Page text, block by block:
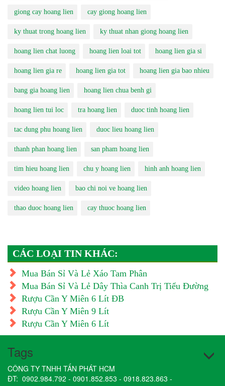
giong cay hoang lien cay giong hoang lien
ky thuat trong hoang lien ky thuat nhan giong hoang lien
hoang lien chat luong hoang lien loai tot hoang lien gia si
hoang lien gia re hoang lien gia tot hoang lien gia bao nhieu
bang gia hoang lien hoang lien chua benh gi
hoang lien tui loc tra hoang lien duoc tinh hoang lien
tac dung phu hoang lien duoc lieu hoang lien
thanh phan hoang lien san pham hoang lien
tim hieu hoang lien chu y hoang lien hinh anh hoang lien
video hoang lien bao chi noi ve hoang lien
thao duoc hoang lien cay thuoc hoang lien
CÁC LOẠI TIN KHÁC:
Mua Bán Sỉ Và Lẻ Xáo Tam Phân
Mua Bán Sỉ Và Lẻ Dây Thìa Canh Trị Tiểu Đường
Rượu Cần Y Miên 6 Lít ĐB
Rượu Cần Y Miên 9 Lít
Rượu Cần Y Miên 6 Lít
Tags
CÔNG TY TNHH TẤN PHÁT HCM
ĐT: 0902.984.792 - 0901.852.853 - 0918.823.863 -